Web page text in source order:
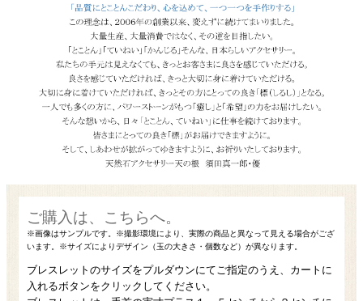
ブレスレットのサイズをプルダウンにてご指定のうえ、カートに
入れるボタンをクリックしてください。